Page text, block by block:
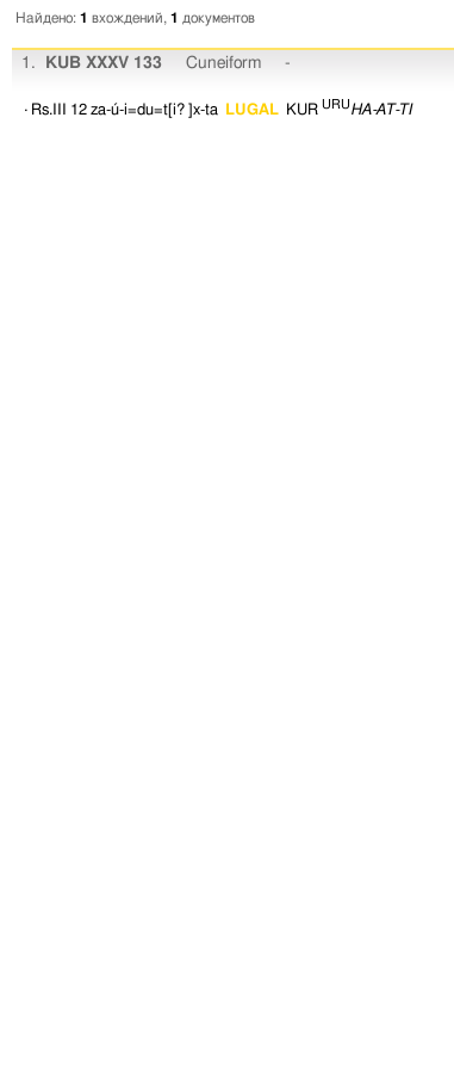
Найдено: 1 вхождений, 1 документов
1. KUB XXXV 133 Cuneiform -
· Rs.III 12 za-ú-i=du=t[i? ]x-ta LUGAL KUR URUHA-AT-TI